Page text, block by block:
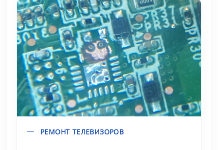
РЕМОНТ ТЕЛЕВИЗОРОВ